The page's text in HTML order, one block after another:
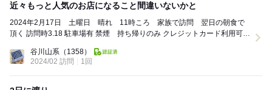
近々もっと人気のお店になること間違いないかと
2024年2月17日 土曜日 晴れ 11時ころ 家族で訪問 翌日の朝食で
頂く 訪問時3.18 駐車場有 禁煙 持ち帰りのみ クレジットカード利用可
谷川山系 （1358）
2024/02 訪問
1回